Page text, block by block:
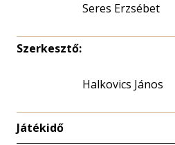
Seres Erzsébet
Szerkesztő:
Halkovics János
Játékidő